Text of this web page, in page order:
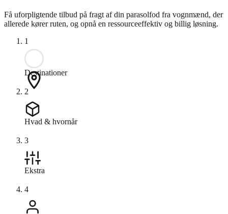
Få uforpligtende tilbud på fragt af din parasolfod fra vognmænd, der
allerede kører ruten, og opnå en ressourceeffektiv og billig løsning.
1
Destinationer
2
Hvad & hvornår
3
Ekstra
4